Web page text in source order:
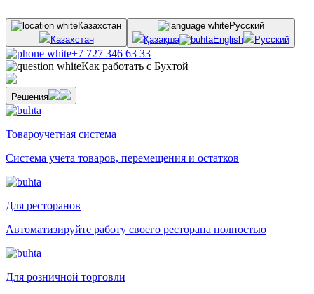
Казахстан
Казахстан
Русский
Қазақша
English Русский
+7 727 346 63 33
Как работать с Бухтой
Решения
Товароучетная система
Система учета товаров, перемещения и остатков
Для ресторанов
Автоматизируйте работу своего ресторана полностью
Для розничной торговли